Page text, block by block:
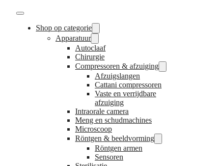
Shop op categorie
Apparatuur
Autoclaaf
Chirurgie
Compressoren & afzuiging
Afzuigslangen
Cattani compressoren
Vaste en verrijdbare
afzuiging
Intraorale camera
Meng en schudmachines
Microscoop
Röntgen & beeldvorming
Röntgen armen
Sensoren